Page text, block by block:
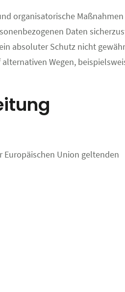
organisatorische Maßnahmen
Daten
absoluter Schutz nicht
Wegen,
Union geltenden